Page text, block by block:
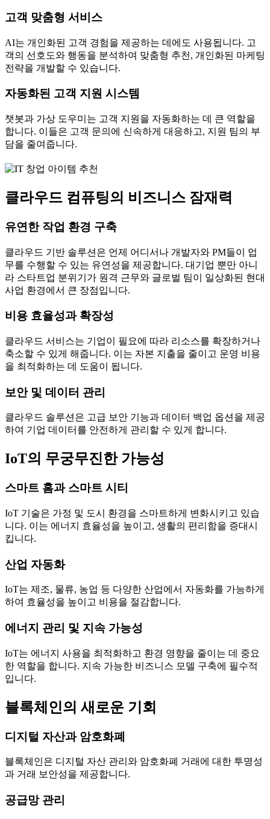
고객 맞춤형 서비스
AI는 개인화된 고객 경험을 제공하는 데에도 사용됩니다. 고
객의 선호도와 행동을 분석하여 맞춤형 추천, 개인화된 마케팅
전략을 개발할 수 있습니다.
자동화된 고객 지원 시스템
챗봇과 가상 도우미는 고객 지원을 자동화하는 데 큰 역할을
합니다. 이들은 고객 문의에 신속하게 대응하고, 지원 팀의 부
담을 줄여줍니다.
클라우드 컴퓨팅의 비즈니스 잠재력
유연한 작업 환경 구축
클라우드 기반 솔루션은 언제 어디서나 개발자와 PM들이 업
무를 수행할 수 있는 유연성을 제공합니다. 대기업 뿐만 아니
라 스타트업 분위기가 원격 근무와 글로벌 팀이 일상화된 현대
사업 환경에서 큰 장점입니다.
비용 효율성과 확장성
클라우드 서비스는 기업이 필요에 따라 리소스를 확장하거나
축소할 수 있게 해줍니다. 이는 자본 지출을 줄이고 운영 비용
을 최적화하는 데 도움이 됩니다.
보안 및 데이터 관리
클라우드 솔루션은 고급 보안 기능과 데이터 백업 옵션을 제공
하여 기업 데이터를 안전하게 관리할 수 있게 합니다.
IoT의 무궁무진한 가능성
스마트 홈과 스마트 시티
IoT 기술은 가정 및 도시 환경을 스마트하게 변화시키고 있습
니다. 이는 에너지 효율성을 높이고, 생활의 편리함을 증대시
킵니다.
산업 자동화
IoT는 제조, 물류, 농업 등 다양한 산업에서 자동화를 가능하게
하여 효율성을 높이고 비용을 절감합니다.
에너지 관리 및 지속 가능성
IoT는 에너지 사용을 최적화하고 환경 영향을 줄이는 데 중요
한 역할을 합니다. 지속 가능한 비즈니스 모델 구축에 필수적
입니다.
블록체인의 새로운 기회
디지털 자산과 암호화폐
블록체인은 디지털 자산 관리와 암호화폐 거래에 대한 투명성
과 거래 보안성을 제공합니다.
공급망 관리